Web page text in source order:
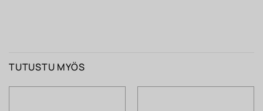
TUTUSTU MYÖS